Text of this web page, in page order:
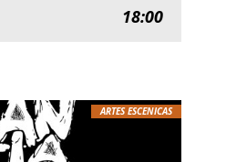
18:00
ARTES ESCENICAS